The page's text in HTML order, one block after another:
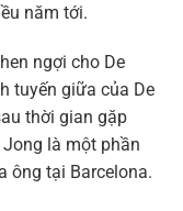
năm tới.
ngợi cho De
tuyến giữa của De
thời gian gặp
là một phần
ông tại Barcelona.